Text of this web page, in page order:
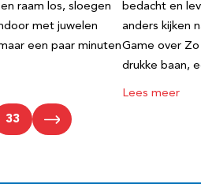
raam los, sloegen
met juwelen
een paar minuten
bedacht en
anders kijken
Game over
drukke baan,
Lees meer
33